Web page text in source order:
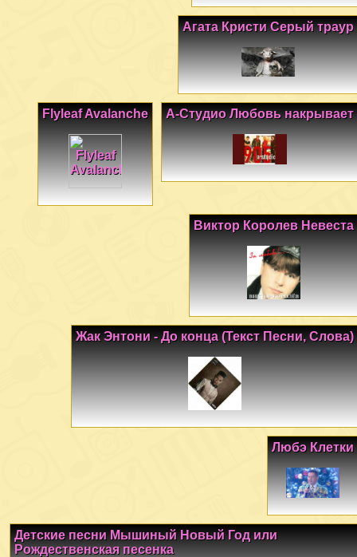
Агата Кристи Серый траур
А-Студио Любовь накрывает
Flyleaf Avalanche
Виктор Королев Невеста
Жак Энтони - До конца (Текст Песни, Слова)
Любэ Клетки
Детские песни Мышиный Новый Год или
Рождественская песенка